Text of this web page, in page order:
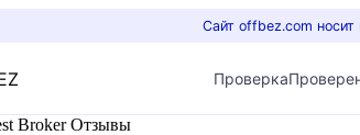
Сайт offbez.com
Проверка
Broker Отзывы